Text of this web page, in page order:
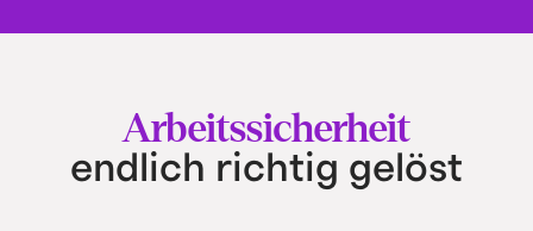
Arbeitssicherheit
endlich richtig gelöst